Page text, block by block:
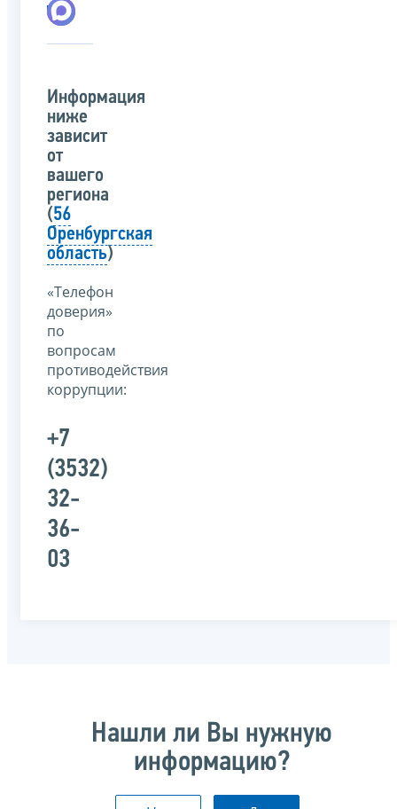
Информация
ниже
зависит
от
вашего
региона
(56
Оренбургская
область)
«Телефон
доверия»
по
вопросам
противодействия
коррупции:
+7
(3532)
32-
36-
03
Нашли ли Вы нужную
информацию?